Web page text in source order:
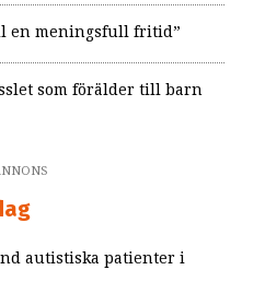
en meningsfull fritid”
som förälder till barn
autistiska patienter i